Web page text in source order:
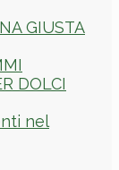
GIUSTA
DOLCI
nel